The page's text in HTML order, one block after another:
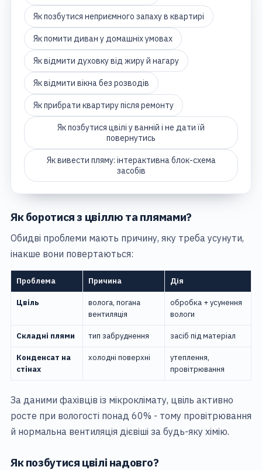
Як позбутися неприємного запаху в квартирі
Як помити диван у домашніх умовах
Як відмити духовку від жиру й нагару
Як відмити вікна без розводів
Як прибрати квартиру після ремонту
Як позбутися цвілі у ванній і не дати їй
повернутись
Як вивести пляму: інтерактивна блок-схема
засобів
Як боротися з цвіллю та плямами?
Обидві проблеми мають причину, яку треба усунути,
інакше вони повертаються:
Проблема Причина Дія
Цвіль
волога, погана
вентиляція
обробка + усунення
вологи
Складні плями тип забруднення засіб під матеріал
Конденсат на
стінах
холодні поверхні
утеплення,
провітрювання
За даними фахівців із мікроклімату, цвіль активно
росте при вологості понад 60% - тому провітрювання
й нормальна вентиляція дієвіші за будь-яку хімію.
Як позбутися цвілі надовго?